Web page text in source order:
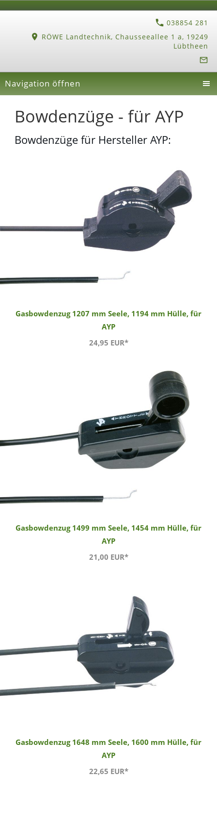
038854 281
RÖWE Landtechnik, Chausseeallee 1 a, 19249
Lübtheen
Navigation öffnen
Bowdenzüge - für AYP
Bowdenzüge für Hersteller AYP:
Gasbowdenzug 1207 mm Seele, 1194 mm Hülle, für
AYP
24,95 EUR*
Gasbowdenzug 1499 mm Seele, 1454 mm Hülle, für
AYP
21,00 EUR*
Gasbowdenzug 1648 mm Seele, 1600 mm Hülle, für
AYP
22,65 EUR*